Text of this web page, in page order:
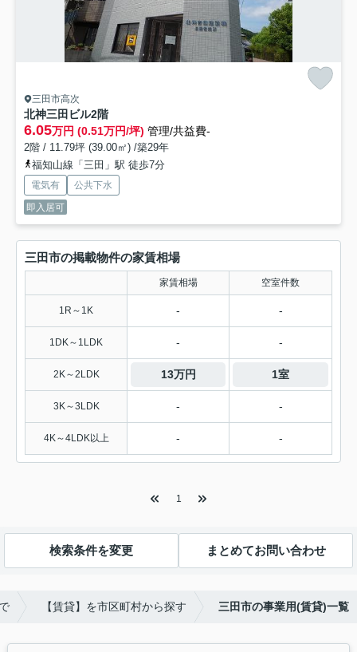
三田市高次
北神三田ビル2階
6.05万円 (0.51万円/坪) 管理/共益費-
2階 / 11.79坪 (39.00㎡) /築29年
福知山線「三田」駅 徒歩7分
電気有
公共下水
即入居可
三田市の掲載物件の家賃相場
家賃相場 空室件数
1R～1K - -
1DK～1LDK - -
2K～2LDK 13万円 1室
3K～3LDK - -
4K～4LDK以上 - -
1
検索条件を変更 まとめてお問い合わせ
【賃貸】を市区町村から探す 三田市の事業用(賃貸)一覧